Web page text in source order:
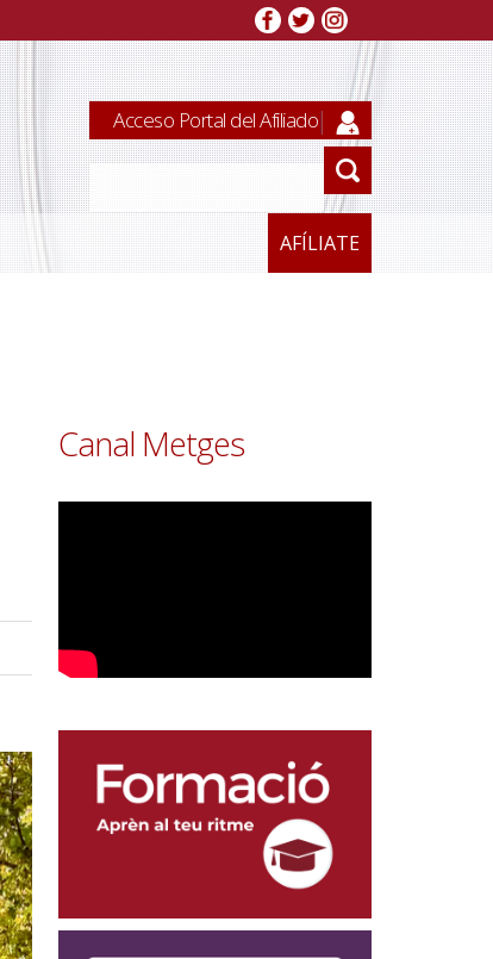
AFÍLIATE
Acceso Portal del Afiliado
Canal Metges